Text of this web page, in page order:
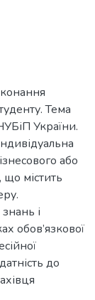
Тема
України.
або
що містить
і
обов’язкової
до